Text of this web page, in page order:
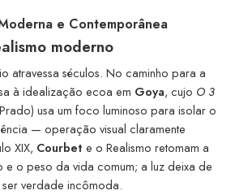
e Contemporânea
moderno
atravessa séculos. No caminho para a
à idealização ecoa em Goya, cujo O 3
usa um foco luminoso para isolar o
— operação visual claramente
XIX, Courbet e o Realismo retomam a
o peso da vida comum; a luz deixa de
verdade incômoda.